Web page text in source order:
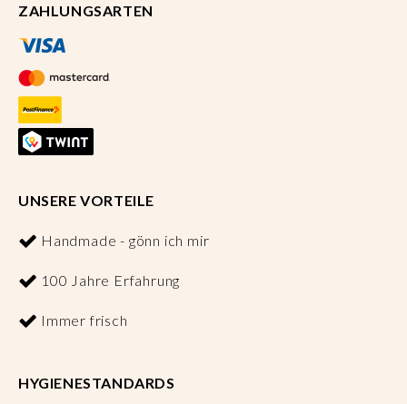
ZAHLUNGSARTEN
UNSERE VORTEILE
Handmade - gönn ich mir
100 Jahre Erfahrung
Immer frisch
HYGIENESTANDARDS